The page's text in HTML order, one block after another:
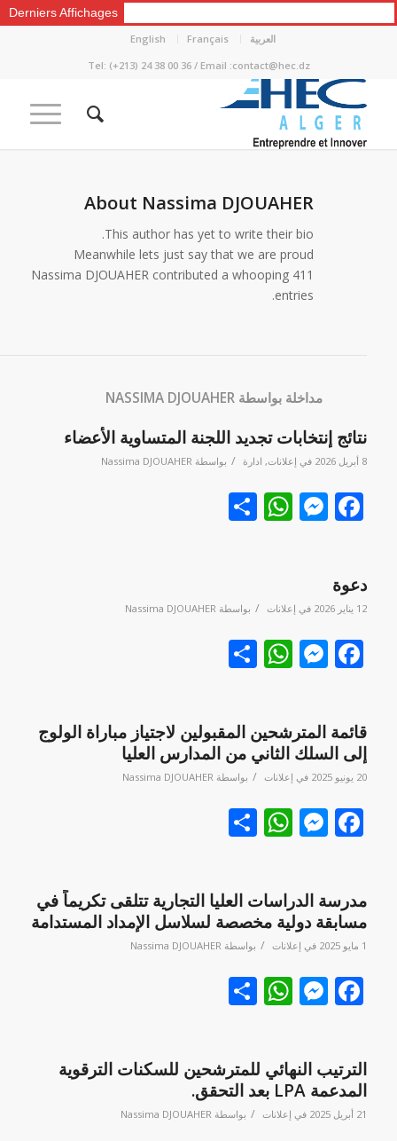
Derniers Affichages
العربية Français
English
Tel: (+213) 24 38 00 36 / Email :contact@hec.dz
About Nassima DJOUAHER
This author has yet to write their bio.
Meanwhile lets just say that we are proud
Nassima DJOUAHER contributed a whooping 411
entries.
مداخلة بواسطة NASSIMA DJOUAHER
نتائج إنتخابات تجديد اللجنة المتساوية الأعضاء
8 أبريل 2026 في إعلانات, ادارة / بواسطة Nassima DJOUAHER
Facebook
Messenger
WhatsApp
نشر
دعوة
12 يناير 2026 في إعلانات / بواسطة Nassima DJOUAHER
Facebook
Messenger
WhatsApp
نشر
قائمة المترشحين المقبولين لاجتياز مباراة الولوج
إلى السلك الثاني من المدارس العليا
20 يونيو 2025 في إعلانات / بواسطة Nassima DJOUAHER
Facebook
Messenger
WhatsApp
نشر
مدرسة الدراسات العليا التجارية تتلقى تكريماً في
مسابقة دولية مخصصة لسلاسل الإمداد المستدامة
1 مايو 2025 في إعلانات / بواسطة Nassima DJOUAHER
Facebook
Messenger
WhatsApp
نشر
الترتيب النهائي للمترشحين للسكنات الترقوية
المدعمة LPA بعد التحقق.
21 أبريل 2025 في إعلانات / بواسطة Nassima DJOUAHER